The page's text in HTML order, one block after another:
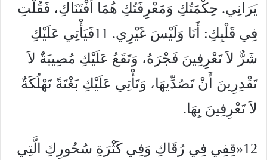
يَرَانِي. حِكْمَتُكِ وَمَعْرِفَتُكِ هُمَا أَفْتَنَاكِ، فَقُلْتِ
فِي قَلْبِكِ: أَنَا وَلَيْسَ غَيْرِي. 11فَيَأْتِي عَلَيْكِ
شَرٌّ لاَ تَعْرِفِينَ فَجْرَهُ، وَتَقَعُ عَلَيْكِ مُصِيبَةٌ لاَ
تَقْدِرِينَ أَنْ تَصُدِّيهَا، وَتَأْتِي عَلَيْكِ بَغْتَةً تَهْلُكَةٌ
لاَ تَعْرِفِينَ بِهَا.
12«قِفِي فِي رُقَاكِ وَفِي كَثْرَةِ سُحُورِكِ الَّتِي